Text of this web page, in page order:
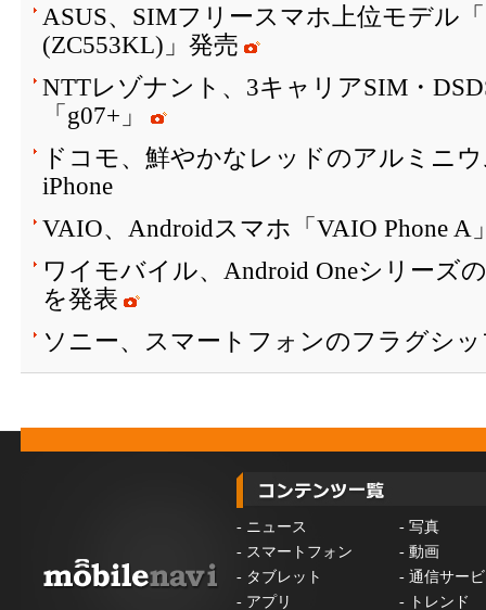
ASUS、SIMフリースマホ上位モデル「
(ZC553KL)」発売
NTTレゾナント、3キャリアSIM・
「g07+」
ドコモ、鮮やかなレッドのアルミニ
iPhone
VAIO、Androidスマホ「VAIO Phone A
ワイモバイル、Android Oneシリーズ
を発表
ソニー、スマートフォンのフラグシ
- ニュース - 写真
- スマートフォン - 動画
- タブレット - 通信サー
- アプリ -
トレンド